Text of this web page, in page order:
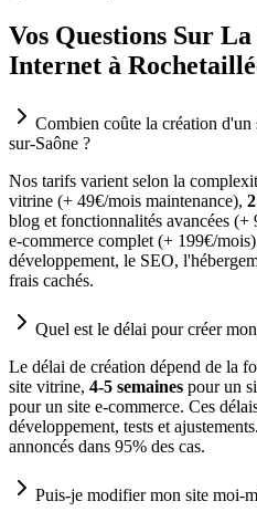
Vos Questions Sur
Internet à
Combien coûte la création
sur-Saône ?
Nos tarifs varient selon la
vitrine (+ 49€/mois maintenance),
blog et fonctionnalités avancées (+
e-commerce complet (+ 199€/
développement, le SEO,
frais cachés.
Quel est le délai pour créer
Le délai de création dépend de la
site vitrine, 4-5 semaines pour un
pour un site e-commerce. Ces
développement, tests et
annoncés dans 95% des cas.
Puis-je modifier mon site moi-